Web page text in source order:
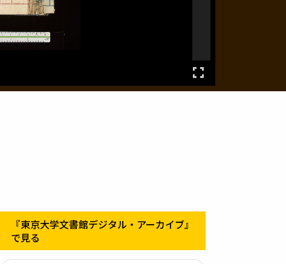
『東京大学文書館デジタル・アーカイブ』
で見る